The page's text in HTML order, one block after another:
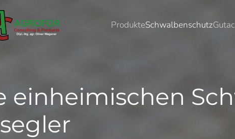
ProdukteSchwalbenschutz
einheimischen